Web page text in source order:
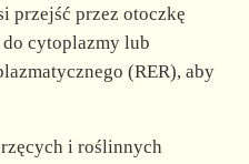
przejść przez otoczkę
cytoplazmy lub
(RER), aby
i roślinnych